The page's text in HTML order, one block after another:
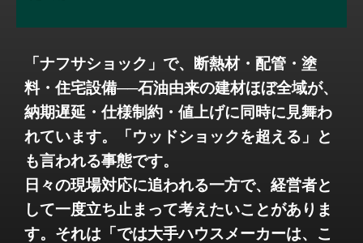
「ナフサショック」で、断熱材・配管・塗
料・住宅設備──石油由来の建材ほぼ全域が、
納期遅延・仕様制約・値上げに同時に見舞わ
れています。「ウッドショックを超える」と
も言われる事態です。
日々の現場対応に追われる一方で、経営者と
して一度立ち止まって考えたいことがありま
す。それは「では大手ハウスメーカーは、こ